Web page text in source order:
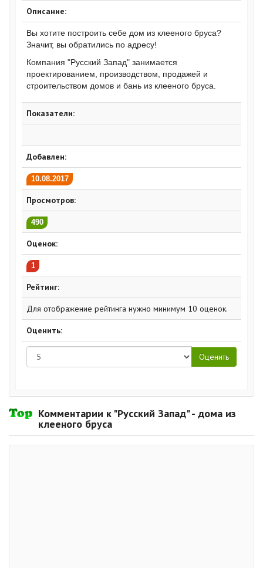
Описание:
Вы хотите построить себе дом из клееного бруса?
Значит, вы обратились по адресу!
Компания "Русский Запад" занимается
проектированием, производством, продажей и
строительством домов и бань из клееного бруса.
Показатели:
Добавлен:
10.08.2017
Просмотров:
490
Оценок:
1
Рейтинг:
Для отображение рейтинга нужно минимум 10 оценок.
Оценить:
Комментарии к "Русский Запад" - дома из
клееного бруса